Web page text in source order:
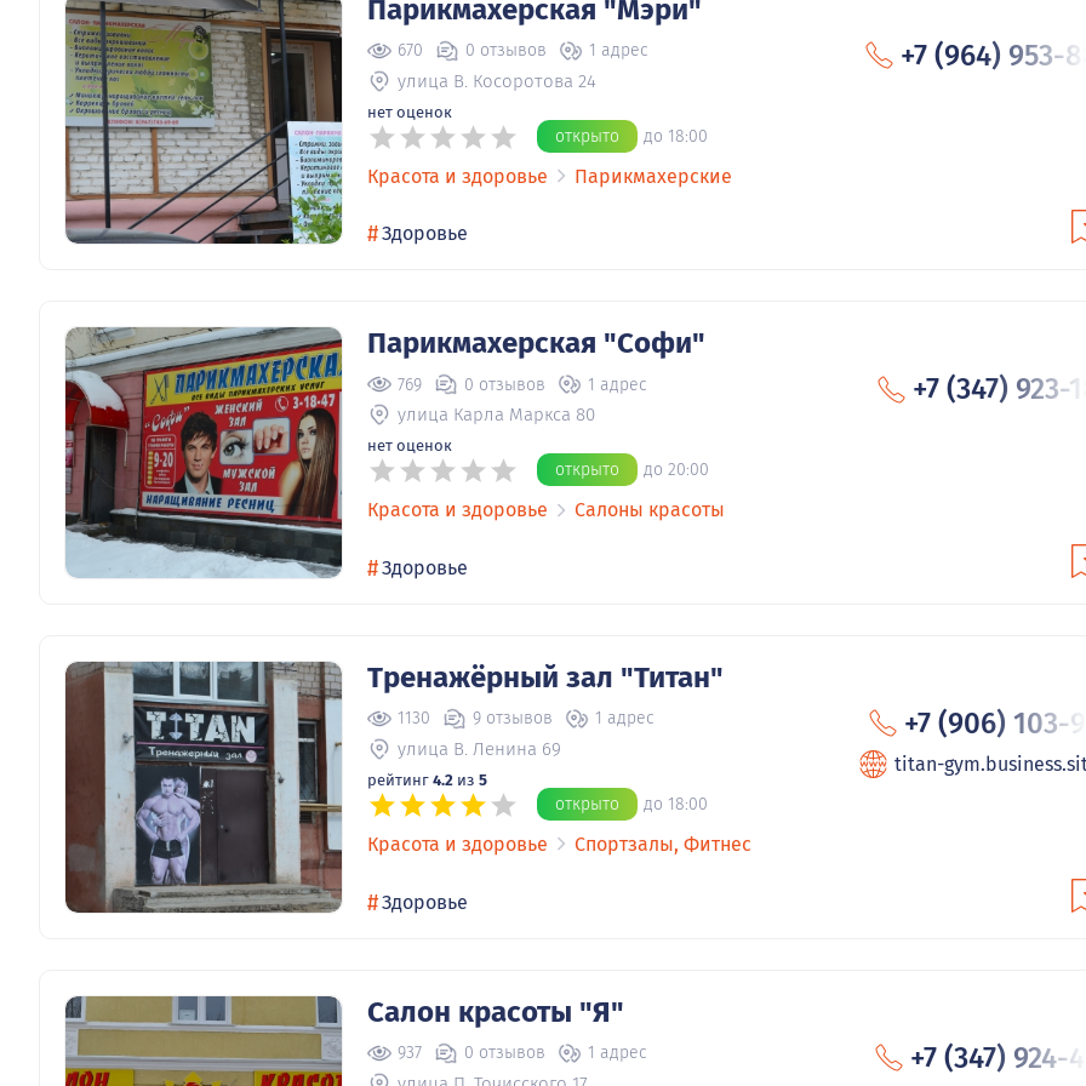
Парикмахерская "Мэри"
670 0 отзывов 1 адрес
улица В. Косоротова 24
нет оценок
открыто до 18:00
+7 (964) 953-88
Красота и здоровье Парикмахерские
#Здоровье
Парикмахерская "Софи"
769 0 отзывов 1 адрес
улица Карла Маркса 80
нет оценок
открыто до 20:00
+7 (347) 923-18
Красота и здоровье Салоны красоты
#Здоровье
Тренажёрный зал "Титан"
1130 9 отзывов 1 адрес
улица В. Ленина 69
рейтинг4.2 из 5
открыто до 18:00
+7 (906) 103-92
titan-
Красота и здоровье Спортзалы, Фитнес
#Здоровье
Салон красоты "Я"
937 0 отзывов 1 адрес +7 (347) 924-42